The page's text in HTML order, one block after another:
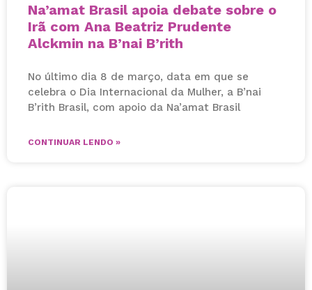
Na’amat Brasil apoia debate sobre o
Irã com Ana Beatriz Prudente
Alckmin na B’nai B’rith
No último dia 8 de março, data em que se
celebra o Dia Internacional da Mulher, a B’nai
B’rith Brasil, com apoio da Na’amat Brasil
CONTINUAR LENDO »